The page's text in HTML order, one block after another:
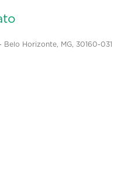
Horizonte, MG, 30160-031